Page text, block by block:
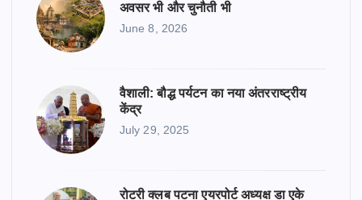
अवसर भी और चुनौती भी
June 8, 2026
वैशाली: बौद्ध पर्यटन का नया अंतरराष्ट्रीय
केंद्र
July 29, 2025
रोटरी क्लब पटना एयरपोर्ट अध्यक्ष डा एके